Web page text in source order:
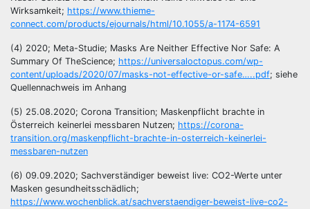
Wirksamkeit; https://www.thieme-
connect.com/products/ejournals/html/10.1055/a-1174-6591
(4) 2020; Meta-Studie; Masks Are Neither Effective Nor Safe: A
Summary Of TheScience; https://universaloctopus.com/wp-
content/uploads/2020/07/masks-not-effective-or-safe…..pdf; siehe
Quellennachweis im Anhang
(5) 25.08.2020; Corona Transition; Maskenpflicht brachte in
Österreich keinerlei messbaren Nutzen; https://corona-
transition.org/maskenpflicht-brachte-in-osterreich-keinerlei-
messbaren-nutzen
(6) 09.09.2020; Sachverständiger beweist live: CO2-Werte unter
Masken gesundheitsschädlich;
https://www.wochenblick.at/sachverstaendiger-beweist-live-co2-